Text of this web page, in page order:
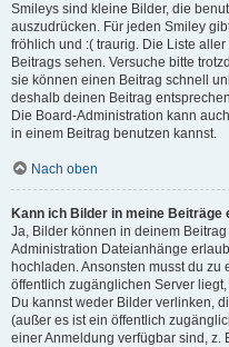
Smileys sind kleine Bilder, die
auszudrücken. Für jeden Smiley
fröhlich und :( traurig. Die Liste
Beitrags sehen. Versuche bitte
sie können einen Beitrag schnell
deshalb deinen Beitrag
Die Board-Administration kann
in einem Beitrag benutzen kannst.
Nach oben
Kann ich Bilder in meine Beiträge
Ja, Bilder können in deinem
Administration Dateianhänge
hochladen. Ansonsten musst du
öffentlich zugänglichen Server
Du kannst weder Bilder verlinken,
(außer es ist ein öffentlich
einer Anmeldung verfügbar sind, z.